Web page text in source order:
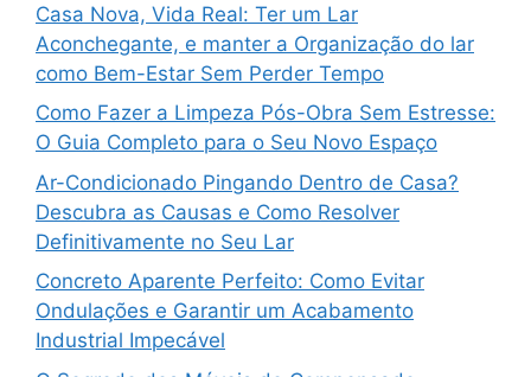
Casa Nova, Vida Real: Ter um Lar
Aconchegante, e manter a Organização do lar
como Bem-Estar Sem Perder Tempo
Como Fazer a Limpeza Pós-Obra Sem Estresse:
O Guia Completo para o Seu Novo Espaço
Ar-Condicionado Pingando Dentro de Casa?
Descubra as Causas e Como Resolver
Definitivamente no Seu Lar
Concreto Aparente Perfeito: Como Evitar
Ondulações e Garantir um Acabamento
Industrial Impecável